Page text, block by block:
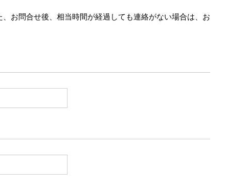
お問合せ後、相当時間が経過しても連絡がない場合は、お